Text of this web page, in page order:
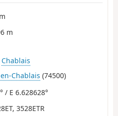
m
Chablais
Chablais (74500)
/ E 6.628628°
3528ETR